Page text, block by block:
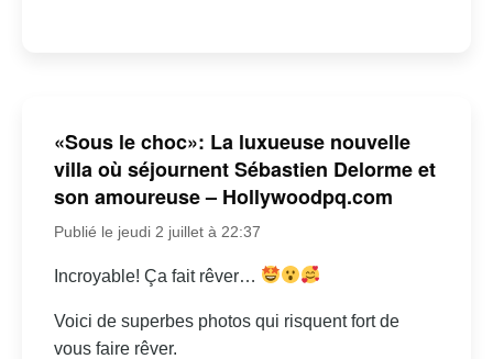
«Sous le choc»: La luxueuse nouvelle
villa où séjournent Sébastien Delorme et
son amoureuse – Hollywoodpq.com
Publié le jeudi 2 juillet à 22:37
Incroyable! Ça fait rêver…
Voici de superbes photos qui risquent fort de
vous faire rêver.